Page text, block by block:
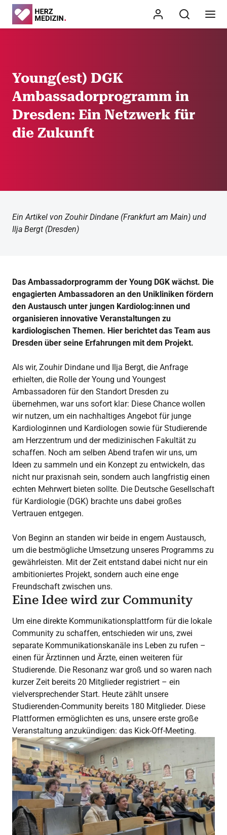
Young(est) DGK
Ambassadorprogramm in
Dresden: Ein Netzwerk für
die Zukunft
Ein Artikel von Zouhir Dindane (Frankfurt am Main) und
Ilja Bergt (Dresden)
Das Ambassadorprogramm der Young DGK wächst. Die
engagierten Ambassadoren an den Unikliniken fördern
den Austausch unter jungen Kardiolog:innen und
organisieren innovative Veranstaltungen zu
kardiologischen Themen. Hier berichtet das Team aus
Dresden über seine Erfahrungen mit dem Projekt.
Als wir, Zouhir Dindane und Ilja Bergt, die Anfrage
erhielten, die Rolle der Young und Youngest
Ambassadoren für den Standort Dresden zu
übernehmen, war uns sofort klar: Diese Chance wollen
wir nutzen, um ein nachhaltiges Angebot für junge
Kardiologinnen und Kardiologen sowie für Studierende
am Herzzentrum und der medizinischen Fakultät zu
schaffen. Noch am selben Abend trafen wir uns, um
Ideen zu sammeln und ein Konzept zu entwickeln, das
nicht nur praxisnah sein, sondern auch langfristig einen
echten Mehrwert bieten sollte. Die Deutsche Gesellschaft
für Kardiologie (DGK) brachte uns dabei großes
Vertrauen entgegen.
Von Beginn an standen wir beide in engem Austausch,
um die bestmögliche Umsetzung unseres Programms zu
gewährleisten. Mit der Zeit entstand dabei nicht nur ein
ambitioniertes Projekt, sondern auch eine enge
Freundschaft zwischen uns.
Eine Idee wird zur Community
Um eine direkte Kommunikationsplattform für die lokale
Community zu schaffen, entschieden wir uns, zwei
separate Kommunikationskanäle ins Leben zu rufen –
einen für Ärztinnen und Ärzte, einen weiteren für
Studierende. Die Resonanz war groß und so waren nach
kurzer Zeit bereits 20 Mitglieder registriert – ein
vielversprechender Start. Heute zählt unsere
Studierenden-Community bereits 180 Mitglieder. Diese
Plattformen ermöglichten es uns, unsere erste große
Veranstaltung anzukündigen: das Kick-Off-Meeting.